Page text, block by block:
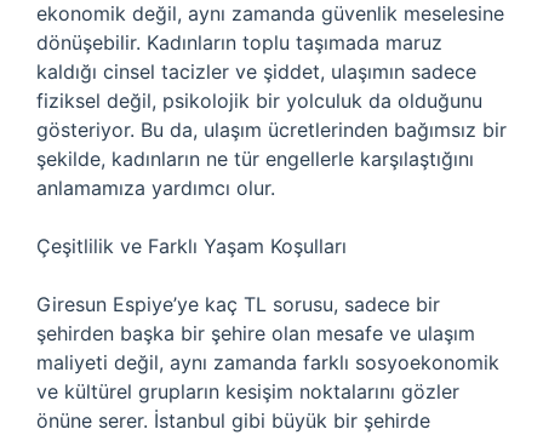
ekonomik değil, aynı zamanda güvenlik meselesine
dönüşebilir. Kadınların toplu taşımada maruz
kaldığı cinsel tacizler ve şiddet, ulaşımın sadece
fiziksel değil, psikolojik bir yolculuk da olduğunu
gösteriyor. Bu da, ulaşım ücretlerinden bağımsız bir
şekilde, kadınların ne tür engellerle karşılaştığını
anlamamıza yardımcı olur.
Çeşitlilik ve Farklı Yaşam Koşulları
Giresun Espiye’ye kaç TL sorusu, sadece bir
şehirden başka bir şehire olan mesafe ve ulaşım
maliyeti değil, aynı zamanda farklı sosyoekonomik
ve kültürel grupların kesişim noktalarını gözler
önüne serer. İstanbul gibi büyük bir şehirde